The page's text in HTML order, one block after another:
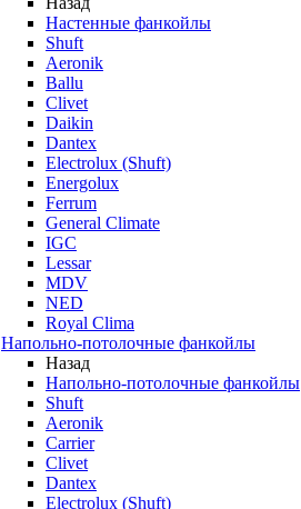
Настенные фанкойлы
Shuft
Aeronik
Ballu
Clivet
Daikin
Dantex
Electrolux (Shuft)
Energolux
Ferrum
General Climate
IGC
Lessar
MDV
NED
Royal Clima
Напольно-потолочные фанкойлы
Назад
Напольно-потолочные фанкойлы
Shuft
Aeronik
Carrier
Clivet
Dantex
Electrolux (Shuft)